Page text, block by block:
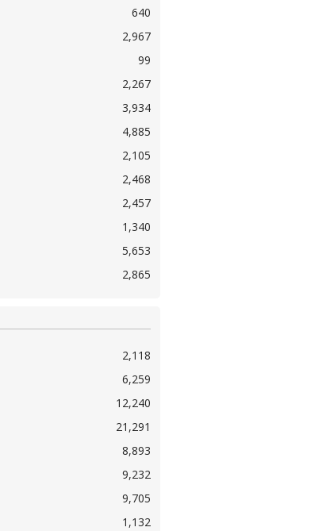
640
2,967
99
2,267
3,934
4,885
2,105
2,468
2,457
1,340
5,653
2,865
2,118
6,259
12,240
21,291
8,893
9,232
9,705
1,132